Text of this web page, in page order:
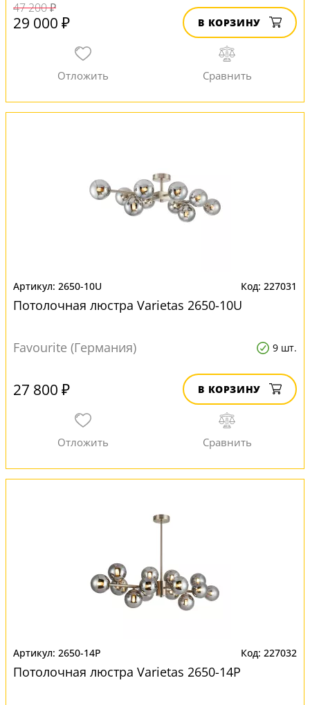
47 200 ₽
29 000 ₽ В КОРЗИНУ
2650-10U 227031
Потолочная люстра Varietas 2650-10U
Favourite (Германия) 9 шт.
27 800 ₽ В КОРЗИНУ
2650-14P 227032
Потолочная люстра Varietas 2650-14P